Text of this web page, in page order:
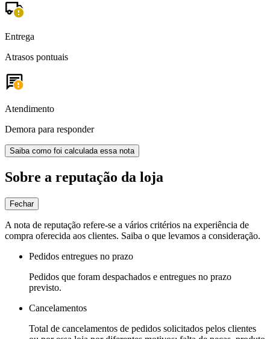
Entrega
Atrasos pontuais
Atendimento
Demora para responder
Saiba como foi calculada essa nota
Sobre a reputação da loja
Fechar
A nota de reputação refere-se a vários critérios na experiência de
compra oferecida aos clientes. Saiba o que levamos a consideração.
Pedidos entregues no prazo
Pedidos que foram despachados e entregues no prazo
previsto.
Cancelamentos
Total de cancelamentos de pedidos solicitados pelos clientes